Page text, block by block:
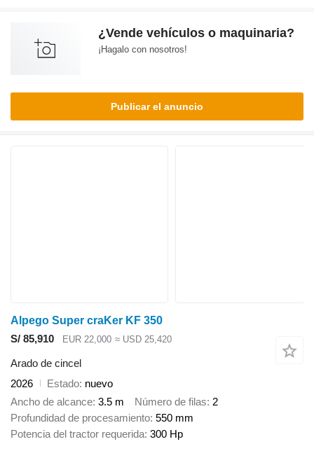
¿Vende vehículos o maquinaria?
¡Hagalo con nosotros!
Publicar el anuncio
Alpego Super craKer KF 350
S/ 85,910
EUR 22,000 ≈ USD 25,420
Arado de cincel
2026
Estado nuevo
Ancho de alcance 3.5 m Número de filas 2
Profundidad de procesamiento 550 mm
Potencia del tractor requerida 300 Hp